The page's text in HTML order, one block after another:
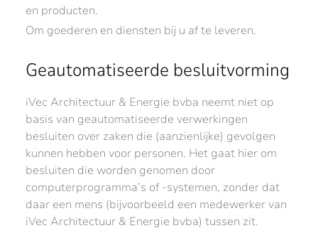
en producten.
Om goederen en diensten bij u af te leveren.
Geautomatiseerde besluitvorming
iVec Architectuur & Energie bvba neemt niet op
basis van geautomatiseerde verwerkingen
besluiten over zaken die (aanzienlijke) gevolgen
kunnen hebben voor personen. Het gaat hier om
besluiten die worden genomen door
computerprogramma’s of -systemen, zonder dat
daar een mens (bijvoorbeeld een medewerker van
iVec Architectuur & Energie bvba) tussen zit.